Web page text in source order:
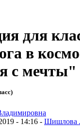
для
в
с мечты"
- 14:16 - Шишлова